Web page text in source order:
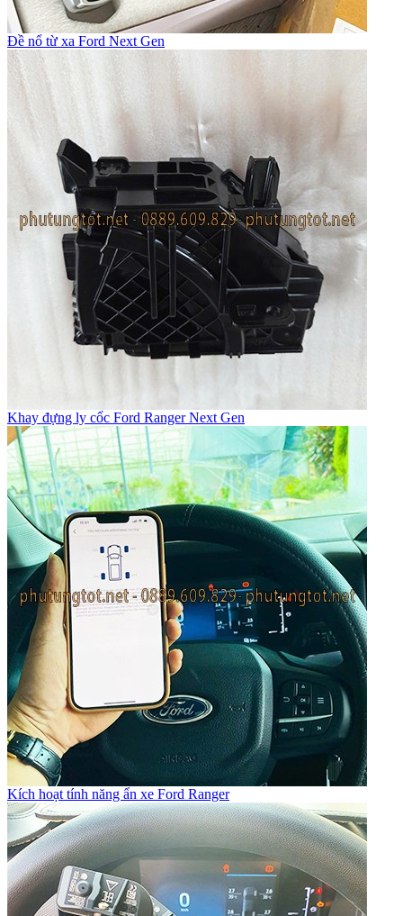
Đề nổ từ xa Ford Next Gen
Khay đựng ly cốc Ford Ranger Next Gen
Kích hoạt tính năng ẩn xe Ford Ranger